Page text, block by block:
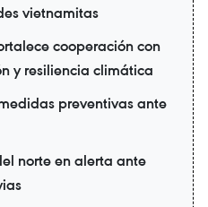
vietnamitas
cooperación con
y resiliencia climática
preventivas ante
norte en alerta ante